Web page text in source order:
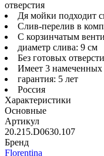
отверстия
Дя мойки подходит
Слив-перелив в
С корзинчатым
диаметр слива: 9 см
Без готовых
Имеет 3 намеченных
гарантия: 5 лет
Россия
Характеристики
Основные
Артикул
20.215.D0630.107
Бренд
Florentina